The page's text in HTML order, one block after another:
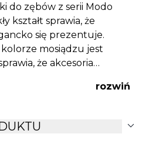
do zębów z serii Modo
kształt sprawia, że
się prezentuje.
mosiądzu jest
że akcesoria
łazienkowe wykonane
gładką warstwą
rozwiń
expand_more